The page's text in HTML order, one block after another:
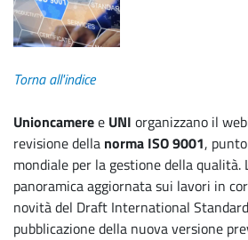
Torna all'indice
Unioncameree UNI organizzano il
revisione della norma ISO 9001,
mondiale per la gestione della
panoramica aggiornata sui lavori in
novità del Draft International
pubblicazione della nuova versione